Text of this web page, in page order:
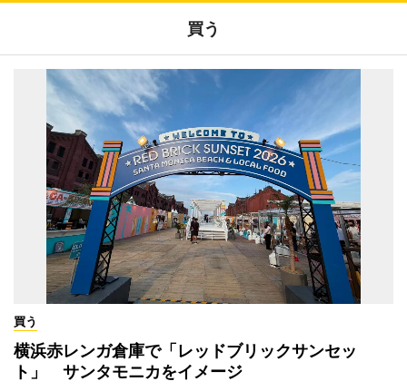
買う
買う
横浜赤レンガ倉庫で「レッドブリックサンセッ
ト」 サンタモニカをイメージ